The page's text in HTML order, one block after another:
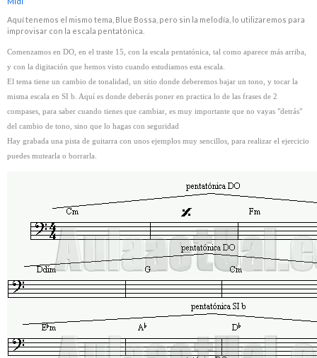
Aquí tenemos el mismo tema, Blue Bossa, pero sin la melodía, lo utilizaremos para
improvisar con la escala pentatónica.
Comenzamos en DO, en el traste 15, con la escala pentatónica, tal como aparece más arriba,
y con la digitación que hemos visto cuando estudiamos esta escala.
El tema tiene un cambio de tonalidad, un sitio donde deberemos bajar un tono, y tocar la
misma escala en SI b. Aquí es donde deberás poner en practica lo de las frases de 2
compases, para saber cuando tienes que cambiar, es muy importante que no vayas "detrás"
del cambio de tono, sino que lo hagas con seguridad
Hay grabada una pista de guitarra con unos ejemplos muy sencillos, para realizar el ejercicio
puedes mutearla o borrarla.